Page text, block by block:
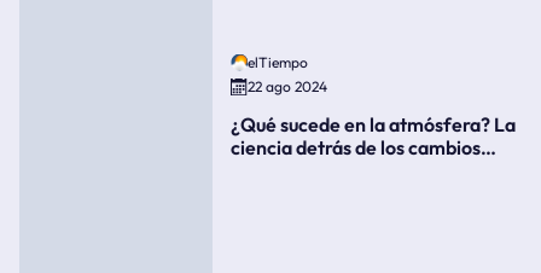
elTiempo
22 ago 2024
¿Qué sucede en la atmósfera? La
ciencia detrás de los cambios